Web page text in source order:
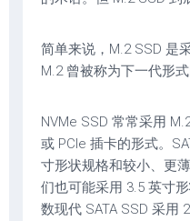
简单来说，M.2 SSD 是
M.2 曾被称为下一代形式
NVMe SSD 常常采用
或 PCIe 插卡的形式。
寸形状规格和较小、更
们也可能采用 3.5 英寸
数现代 SATA SSD 采用